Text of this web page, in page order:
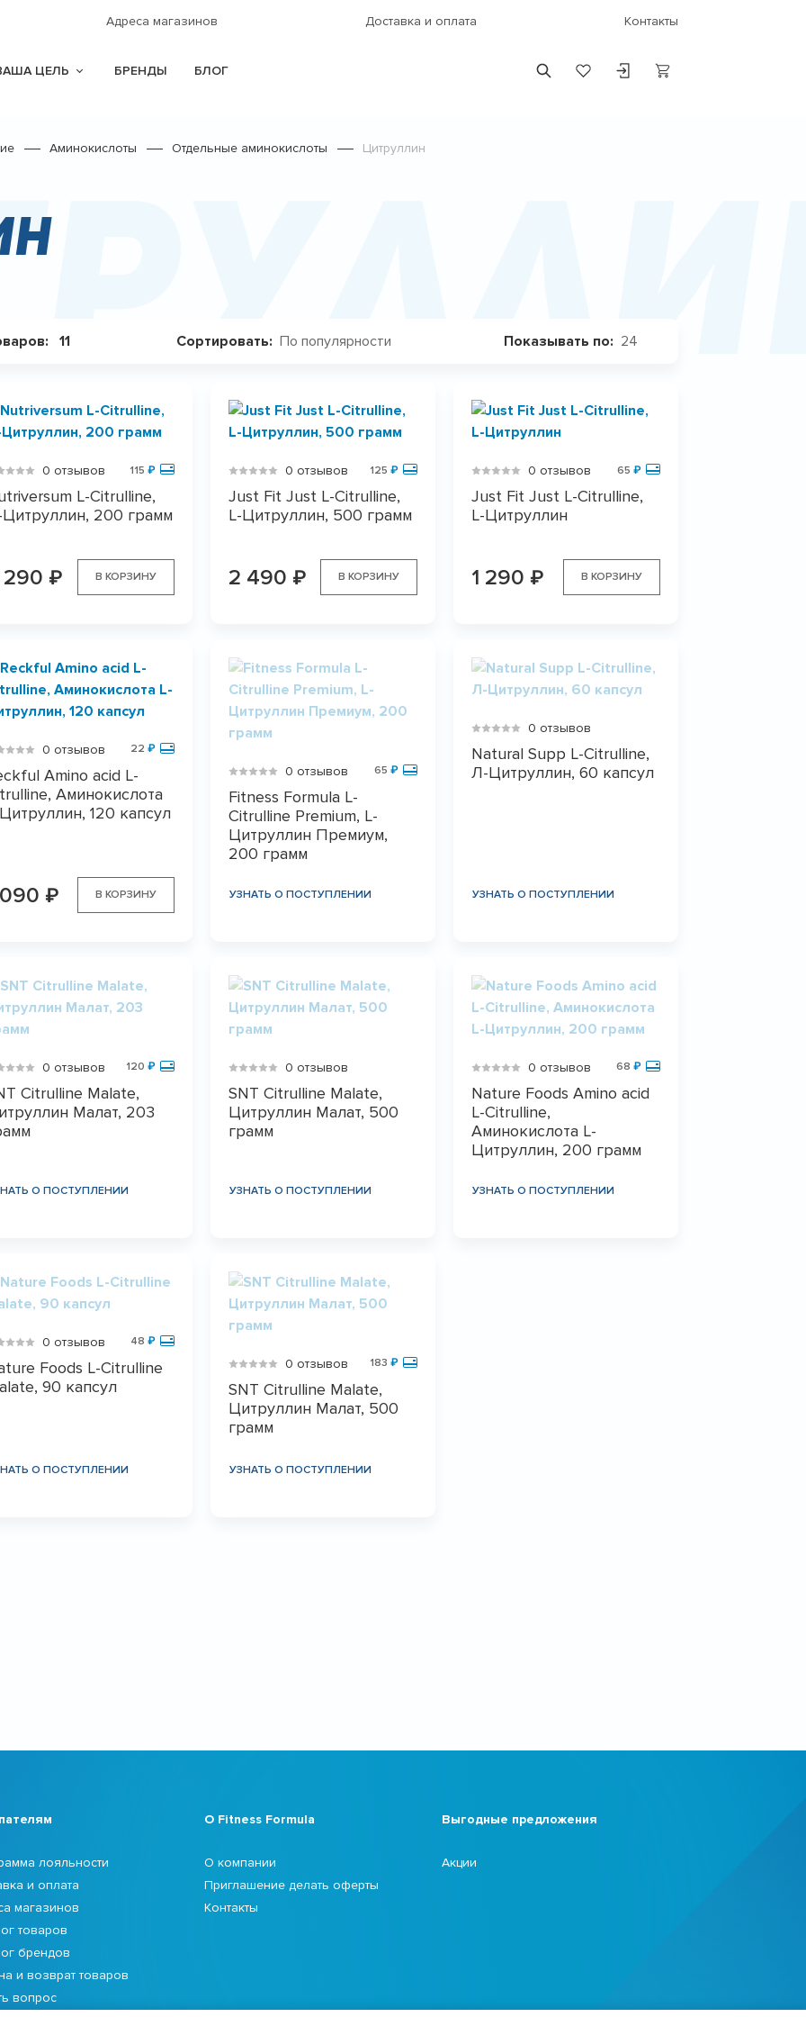
Адреса магазинов Доставка и оплата Контакты
ЦЕЛЬ БРЕНДЫ БЛОГ
Аминокислоты Отдельные аминокислоты Цитруллин
11 Сортировать: По популярности Показывать по: 24
0 отзывов 115 ₽
L-Citrulline,
200 грамм
290 ₽ В КОРЗИНУ
0 отзывов 125 ₽
Just Fit Just L-Citrulline,
L-Цитруллин, 500 грамм
2 490 ₽ В КОРЗИНУ
0 отзывов 65 ₽
Just Fit Just L-Citrulline,
L-Цитруллин
1 290 ₽ В КОРЗИНУ
0 отзывов 22 ₽
Amino acid L-
Аминокислота
120 капсул
₽ В КОРЗИНУ
0 отзывов 65 ₽
Fitness Formula L-
Citrulline Premium, L-
Цитруллин Премиум,
200 грамм
УЗНАТЬ О ПОСТУПЛЕНИИ
0 отзывов
Natural Supp L-Citrulline,
Л-Цитруллин, 60 капсул
УЗНАТЬ О ПОСТУПЛЕНИИ
0 отзывов 120 ₽
Citrulline Malate,
Малат, 203
О ПОСТУПЛЕНИИ
0 отзывов
SNT Citrulline Malate,
Цитруллин Малат, 500
грамм
УЗНАТЬ О ПОСТУПЛЕНИИ
0 отзывов 68 ₽
Nature Foods Amino acid
L-Citrulline,
Аминокислота L-
Цитруллин, 200 грамм
УЗНАТЬ О ПОСТУПЛЕНИИ
0 отзывов 48 ₽
Foods L-Citrulline
90 капсул
О ПОСТУПЛЕНИИ
0 отзывов 183 ₽
SNT Citrulline Malate,
Цитруллин Малат, 500
грамм
УЗНАТЬ О ПОСТУПЛЕНИИ
лояльности
и оплата
магазинов
товаров
брендов
и возврат товаров
вопрос
О Fitness Formula
О компании
Приглашение делать оферты
Контакты
Выгодные предложения
Акции